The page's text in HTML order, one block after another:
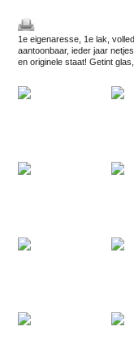
1e eigenaresse, 1e lak,
aantoonbaar, ieder jaar
en originele staat! Getint